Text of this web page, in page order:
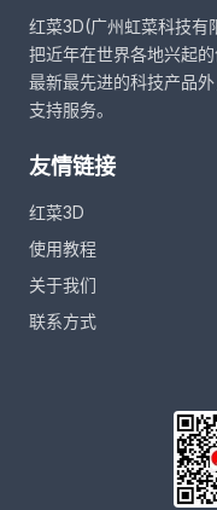
红菜3D(广州虹菜科技有
把近年在世界各地兴起
最新最先进的科技产品
支持服务。
友情链接
红菜3D
使用教程
关于我们
联系方式